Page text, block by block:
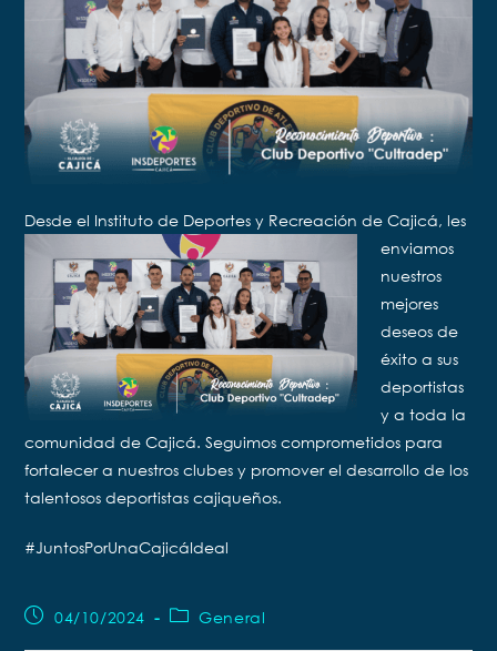
Desde el Instituto de Deportes y Recreación de Cajicá, les
enviamos
nuestros
mejores
deseos de
éxito a sus
deportistas
y a toda la
comunidad de Cajicá. Seguimos comprometidos para
fortalecer a nuestros clubes y promover el desarrollo de los
talentosos deportistas cajiqueños.
#JuntosPorUnaCajicáIdeal
04/10/2024 General